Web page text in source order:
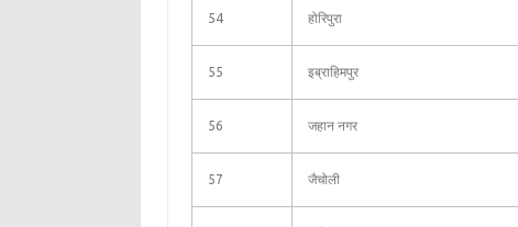
54 होरिपुरा
55 इब्राहिमपुर
56 जहान नगर
57 जैचोली